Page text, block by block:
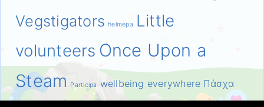
Vegstigators helmepa
Little
volunteers Once Upon a
Steam
Participa wellbeing everywhere Πάσχα